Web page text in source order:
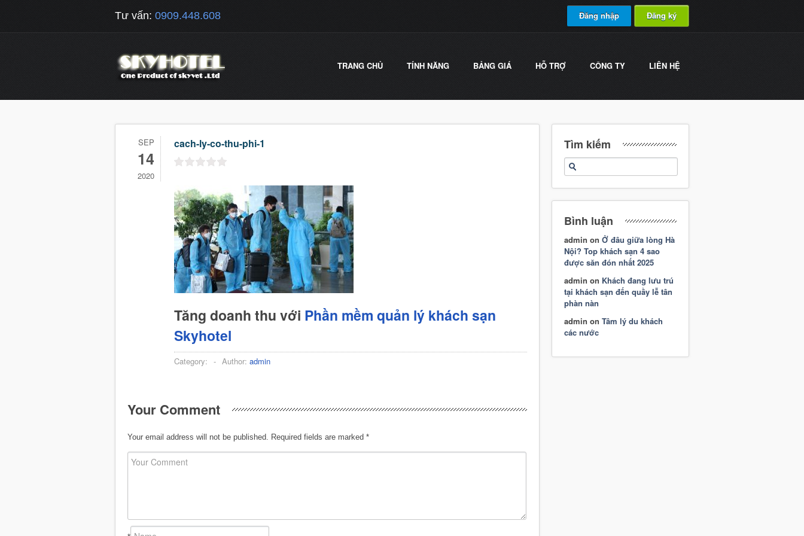
Tư vấn: 0909.448.608 Đăng nhập Đăng ký
TRANG CHỦ TÍNH NĂNG BẢNG GIÁ HỖ TRỢ CÔNG TY LIÊN HỆ
SEP
14
2020
cach-ly-co-thu-phi-1
Tăng doanh thu với Phần mềm quản lý khách sạn
Skyhotel
Category: - Author: admin
Your Comment
Your email address will not be published. Required fields are marked *
Tìm kiếm
Bình luận
admin on Ở đâu giữa lòng Hà
Nội? Top khách sạn 4 sao
được săn đón nhất 2025
admin on Khách đang lưu trú
tại khách sạn đến quầy lễ tân
phàn nàn
admin on Tâm lý du khách
các nước